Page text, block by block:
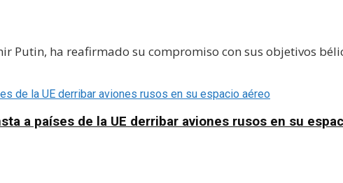
ha reafirmado su compromiso con sus objetivos
a países de la UE derribar aviones rusos en su